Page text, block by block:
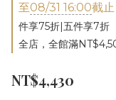
至08/31 16:00截止
件享75折|五件享7折
全店，全館滿
NT$4,430